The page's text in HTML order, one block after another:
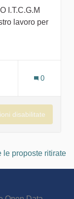
I.T.C.G.M
lavoro per
sott'acqua
0
disabilitate
le proposte ritirate